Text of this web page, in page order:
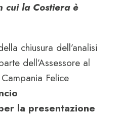
cui la Costiera è
chiusura dell’analisi
dell’Assessore al
Felice
la presentazione